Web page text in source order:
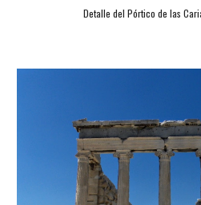
Detalle del Pórtico de las